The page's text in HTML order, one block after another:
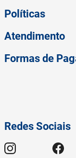
Políticas
Atendimento
Redes Sociais
Formas de